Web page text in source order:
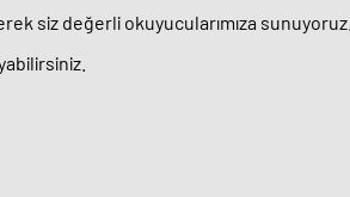
siz değerli okuyucularımıza sunuyoruz.